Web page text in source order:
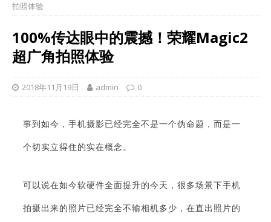
拍照体验
100%传达眼中的震撼！荣耀Magic2
超广角拍照体验
2018年11月19日 admin 0
事到如今，手机摄影已经完全不是一个伪命题，而是一
个切实立得住的实在概念。
可以说在如今软硬件全面提升的今天，很多场景下手机
拍摄出来的照片已经完全不输相机多少，在直出照片的